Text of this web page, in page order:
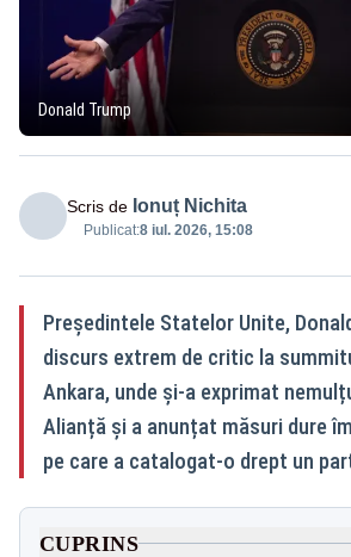
Donald Trump
Scris de Ionuț Nichita
Publicat:8 iul. 2026, 15:08
Președintele Statelor Unite,
discurs extrem de critic la
Ankara, unde și-a exprimat
Alianță și a anunțat măsuri dure
pe care a catalogat-o drept un
CUPRINS